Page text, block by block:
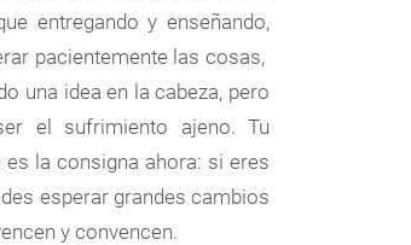
entregando y enseñando,
pacientemente las cosas,
una idea en la cabeza, pero
el sufrimiento ajeno. Tu
la consigna ahora: si eres
esperar grandes cambios
y convencen.